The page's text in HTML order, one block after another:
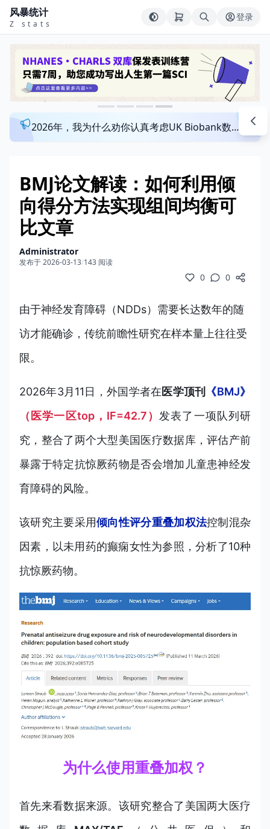
风暴统计
Z stats
登录
2026年，我为什么劝你认真考虑UK Biobank数据库？来看看这个一对一指导发文班
BMJ论文解读：如何利用倾
向得分方法实现组间均衡可
比文章
Administrator
发布于 2026-03-13/143 阅读
0 0
由于神经发育障碍（NDDs）需要长达数年的随
访才能确诊，传统前瞻性研究在样本量上往往受
限。
2026年3月11日，外国学者在医学顶刊
《BMJ》
（医学一区top，IF=42.7） 发表了一项队列研
究，整合了两个大型美国医疗数据库，评估产前
暴露于特定抗惊厥药物是否会增加儿童患神经发
育障碍的风险。
该研究主要采用倾向性评分重叠加权法控制混杂
因素，以未用药的癫痫女性为参照，分析了10种
抗惊厥药物。
为什么使用重叠加权？
首先来看数据来源。该研究整合了美国两大医疗